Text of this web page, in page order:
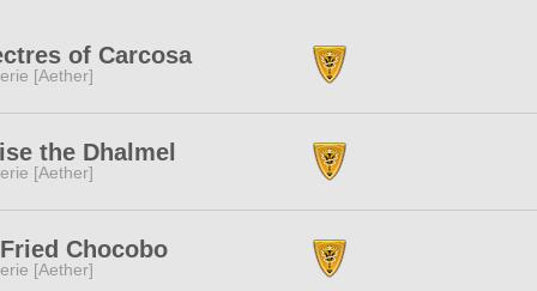
of Carcosa
[Aether]
the Dhalmel
[Aether]
Chocobo
[Aether]